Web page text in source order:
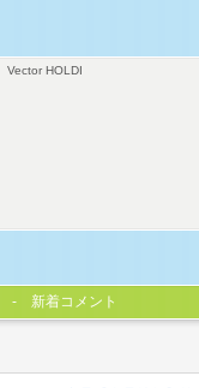
Vector HOLDI
新着コメント